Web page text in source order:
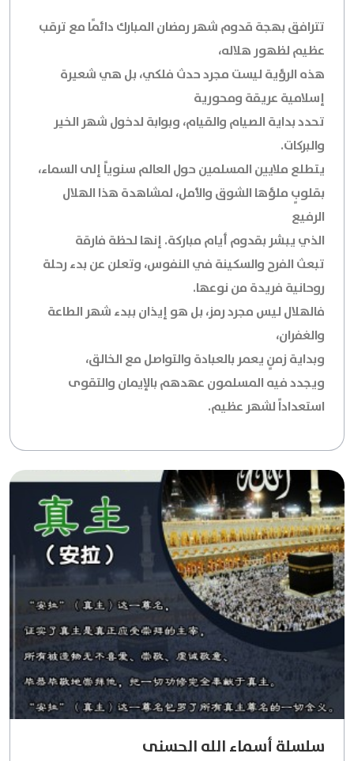
تترافق بهجة قدوم شهر رمضان المبارك دائمًا مع ترقب
عظيم لظهور هلاله،
هذه الرؤية ليست مجرد حدث فلكي، بل هي شعيرة
إسلامية عريقة ومحورية
تحدد بداية الصيام والقيام، وبوابة لدخول شهر الخير
والبركات.
يتطلع ملايين المسلمين حول العالم سنوياً إلى السماء،
بقلوبٍ ملؤها الشوق والأمل، لمشاهدة هذا الهلال
الرفيع
الذي يبشر بقدوم أيام مباركة. إنها لحظة فارقة
تبعث الفرح والسكينة في النفوس، وتعلن عن بدء رحلة
روحانية فريدة من نوعها.
فالهلال ليس مجرد رمز، بل هو إيذان ببدء شهر الطاعة
والغفران،
وبداية زمنٍ يعمر بالعبادة والتواصل مع الخالق،
ويجدد فيه المسلمون عهدهم بالإيمان والتقوى
استعداداً لشهر عظيم.
سلسلة أسماء الله الحسنى